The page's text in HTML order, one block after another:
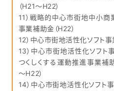
（H21～H22）
11）戦略的中心市街地中小商
事業補助金（H22）
12）中心市街地活性化ソフト事
13）中心市街地活性化ソフト
つくしくする運動推進事業補助
～H22）
14）中心市街地活性化ソフト